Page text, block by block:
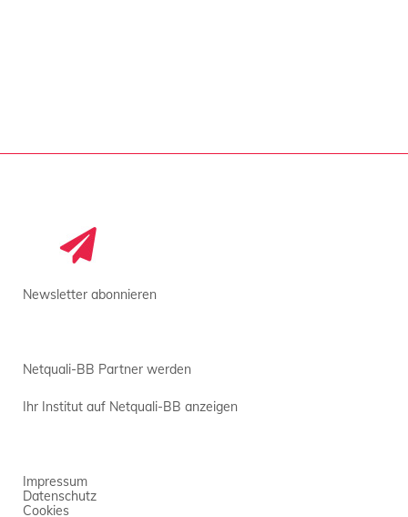
Newsletter abonnieren
Netquali-BB Partner werden
Ihr Institut auf Netquali-BB anzeigen
Impressum
Datenschutz
Cookies